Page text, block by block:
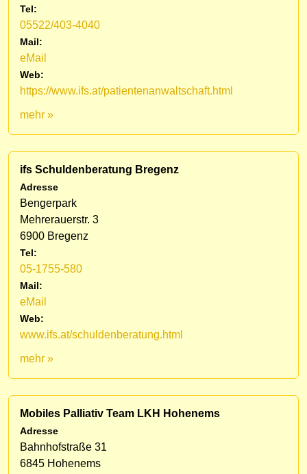
Tel:
05522/403-4040
Mail:
eMail
Web:
https://www.ifs.at/patientenanwaltschaft.html
mehr »
ifs Schuldenberatung Bregenz
Adresse
Bengerpark
Mehrerauerstr. 3
6900 Bregenz
Tel:
05-1755-580
Mail:
eMail
Web:
www.ifs.at/schuldenberatung.html
mehr »
Mobiles Palliativ Team LKH Hohenems
Adresse
Bahnhofstraße 31
6845 Hohenems